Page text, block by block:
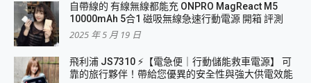
自帶線的 有線無線都能充 ONPRO MagReact M5
10000mAh 5合1 磁吸無線急速行動電源 開箱 評測
2025 年 5 月 19 日
飛利浦 JS7310 ⚡【電急便｜行動儲能救車電源】 可
靠的旅行夥伴！帶給您優異的安全性與強大供電效能